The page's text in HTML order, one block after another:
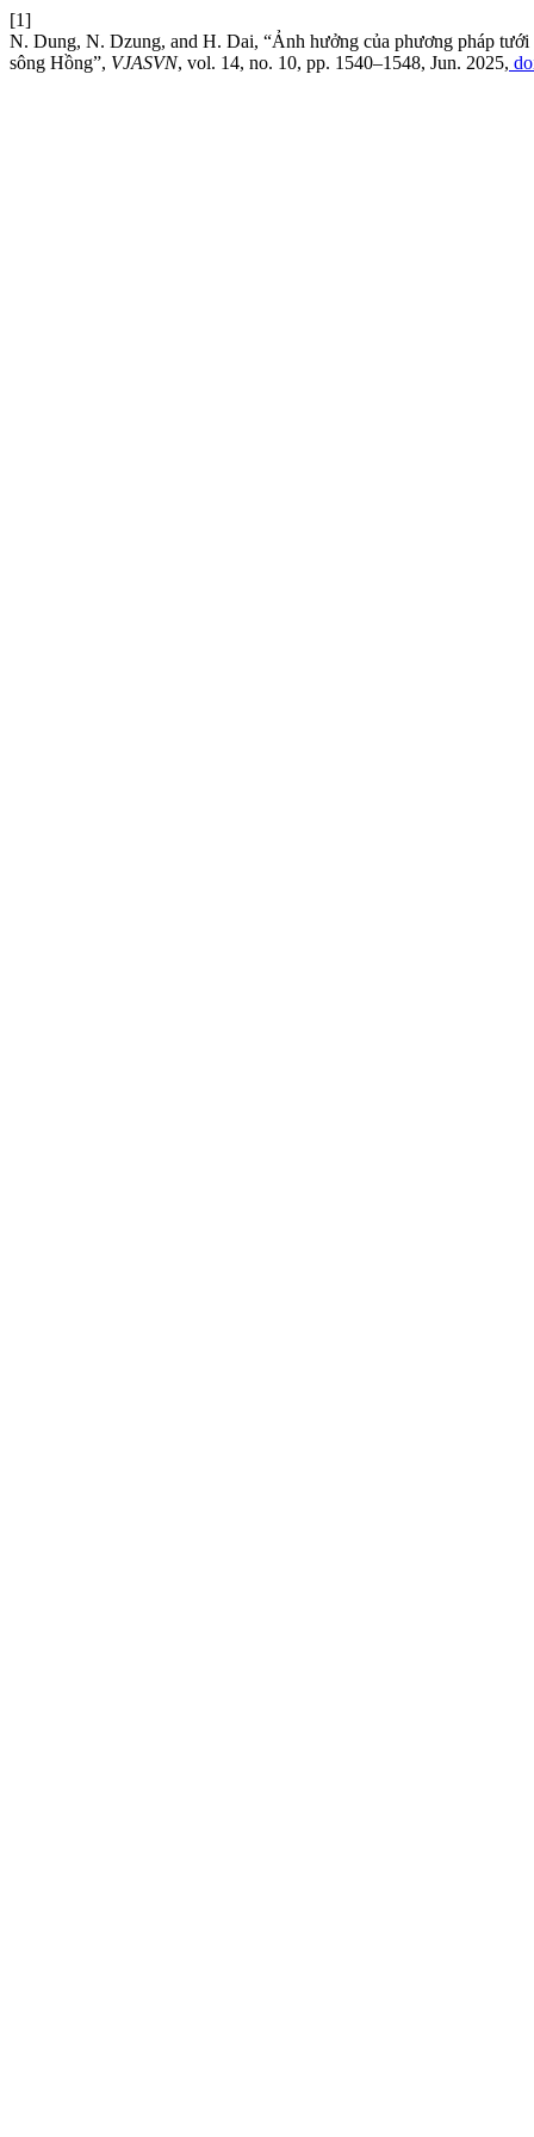
[1]
N. Dung, N. Dzung, and H. Dai, “Ảnh hưởng của phương pháp tưới
sông Hồng”, VJASVN, vol. 14, no. 10, pp. 1540–1548, Jun. 2025,